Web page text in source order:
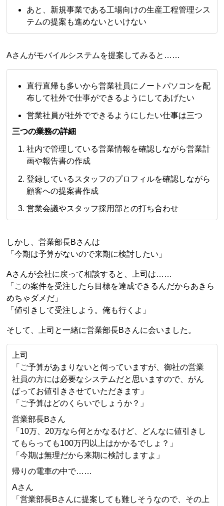
あと、新規事業である工場向けの生産工程管理シス
テムの提案も進めないといけない
Aさんがモバイルシステムを提案してみると……
直行直帰も多いから営業社員にノートパソコンを配
布して社外で仕事ができるようにしてあげたい
営業社員が社外でできるようにしたい仕事は三つ
三つの業務の詳細
社内で管理している営業情報を確認しながら営業計
画や報告書の作成
登録しているスタッフのプロフィルを確認しながら
顧客への提案書作成
営業会議やスタッフ採用部との打ち合わせ
しかし、営業部長Bさんは
「今期は予算がないので来期に検討したい」
Aさんが会社に戻って相談すると、上司は……
「この案件を受注したら目標を達成できるんだからあきら
めちゃダメだ」
「値引きして受注しよう。俺も行くよ」
そして、上司と一緒に営業部長Bさんに会いました。
上司
「ご予算があまりないと伺っていますが、御社の営業
社員の方には必要なシステムだと思いますので、がん
ばってお値引きさせていただきます」
「ご予算はどのくらいでしょうか？」
営業部長Bさん
「10万、20万なら何とかなるけど、どんなに値引きし
てもらっても100万円以上はかかるでしょ？」
「今期は無理だから来期に検討しますよ」
帰りの電車の中で……
Aさん
「営業部長Bさんに提案しても難しそうなので、その上